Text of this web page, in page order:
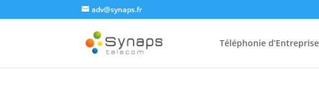
adv@synaps.fr
Téléphonie d’Entreprise